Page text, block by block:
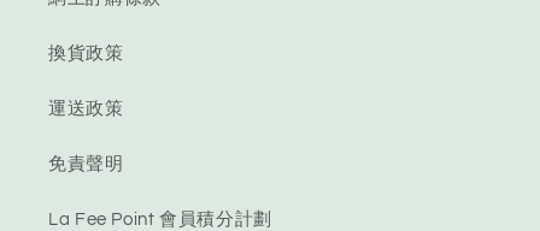
換貨政策
運送政策
免責聲明
La Fee Point 會員積分計劃